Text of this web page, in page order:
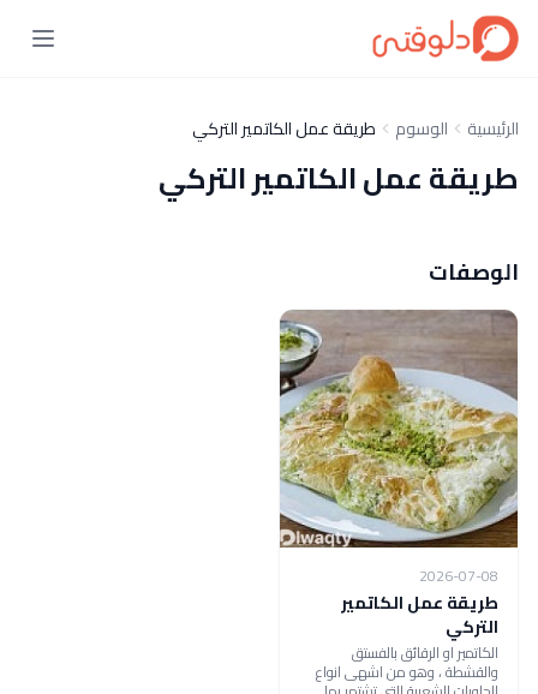
الرئيسية الوسوم طريقة عمل الكاتمير التركي
طريقة عمل الكاتمير التركي
الوصفات
2026-07-08
طريقة عمل الكاتمير
التركي
الكاتمير او الرقائق بالفستق
والقشطة ، وهو من اشهى انواع